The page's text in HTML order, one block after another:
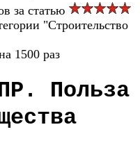
за статью
"Строительство
1500 раз
Польза